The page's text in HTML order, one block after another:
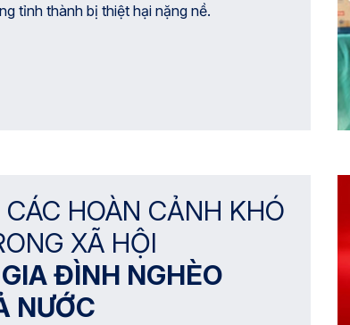
tỉnh thành bị thiệt hại nặng nề.
HOÀN CẢNH KHÓ
XÃ HỘI
ĐÌNH NGHÈO
NƯỚC